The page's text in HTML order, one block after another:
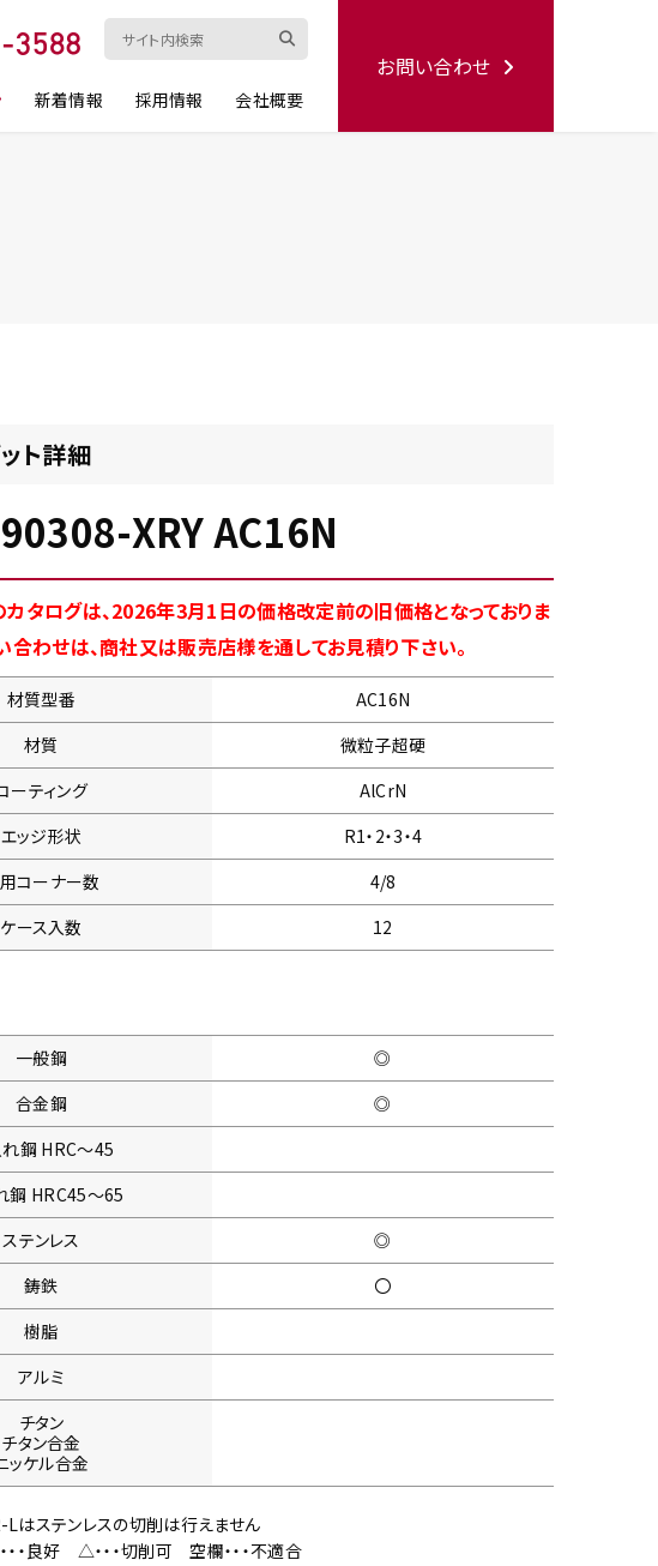
シリーズ
新着情報 採用情報 会社概要
お問い合わせ
ト詳細
XRY AC16N
タログは、2026年3月1日の価格改定前の旧価格となっておりま
合わせは、商社又は販売店様を通してお見積り下さい。
材質型番
AC16N
材質
微粒子超硬
ーティング
AlCrN
エッジ形状
R1・2・3・4
コーナー数
4/8
ケース入数
12
一般鋼
◎
合金鋼
◎
鋼 HRC〜45
鋼 HRC45〜65
ステンレス
◎
鋳鉄
〇
樹脂
アルミ
チタン
チタン合金
ッケル合金
はステンレスの切削は行えません
・良好 △・・・切削可 空欄・・・不適合